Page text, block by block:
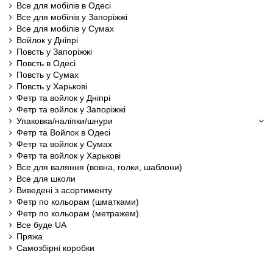
Все для мобілів в Одесі
Все для мобілів у Запоріжжі
Все для мобілів у Сумах
Войлок у Дніпрі
Повсть у Запоріжжі
Повсть в Одесі
Повсть у Сумах
Повсть у Харькові
Фетр та войлок у Дніпрі
Фетр та войлок у Запоріжжі
Упаковка/наліпки/шнури
Фетр та Войлок в Одесі
Фетр та войлок у Сумах
Фетр та войлок у Харькові
Все для валяння (вовна, голки, шаблони)
Все для школи
Виведені з асортименту
Фетр по кольорам (шматками)
Фетр по кольорам (метражем)
Все буде UA
Пряжа
Самозбірні коробки